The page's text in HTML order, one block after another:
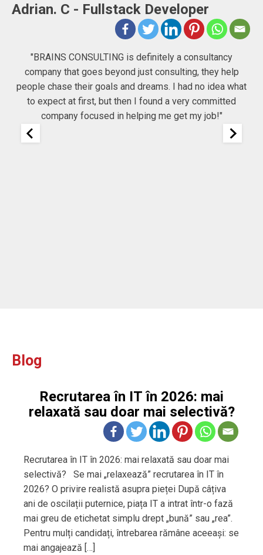
Adrian. C - Fullstack Developer
"BRAINS CONSULTING is definitely a consultancy
company that goes beyond just consulting, they help
people chase their goals and dreams. I had no idea what
to expect at first, but then I found a very committed
company focused in helping me get my job!"
Blog
Recrutarea în IT în 2026: mai
relaxată sau doar mai selectivă?
Recrutarea în IT în 2026: mai relaxată sau doar mai
selectivă? Se mai „relaxează” recrutarea în IT în
2026? O privire realistă asupra pieței După câțiva
ani de oscilații puternice, piața IT a intrat într-o fază
mai greu de etichetat simplu drept „bună” sau „rea”.
Pentru mulți candidați, întrebarea rămâne aceeași: se
mai angajează […]